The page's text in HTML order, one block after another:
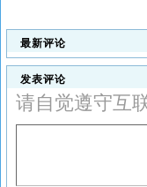
最新评论
发表评论
请自觉遵守互